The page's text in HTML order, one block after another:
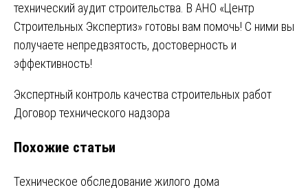
технический аудит строительства. В АНО «Центр
Строительных Экспертиз» готовы вам помочь! С ними вы
получаете непредвзятость, достоверность и
эффективность!
Навигация
по
записям
Экспертный контроль качества строительных работ
Договор технического надзора
Похожие статьи
Техническое обследование жилого дома